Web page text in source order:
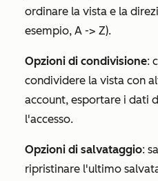
ordinare la vista e la
esempio, A -> Z).
Opzioni di condivisione:
condividere la vista con
account, esportare i dati
l'accesso.
Opzioni di salvataggio:
ripristinare l'ultimo